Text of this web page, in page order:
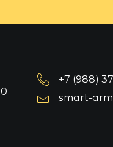
+7 (988)
smart-